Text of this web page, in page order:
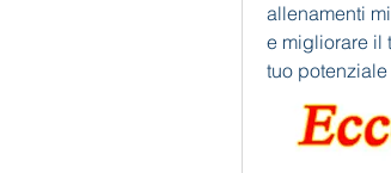
allenamenti
e migliorare il
tuo